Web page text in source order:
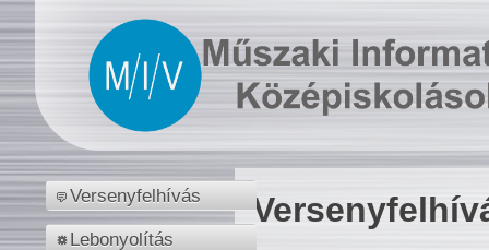
Versenyfelhívás
Lebonyolítás